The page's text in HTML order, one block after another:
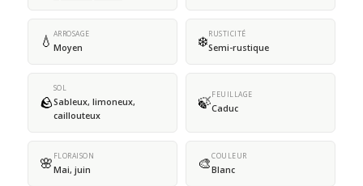
💧 ARROSAGE
Moyen ❄️RUSTICITÉ
Semi-rustique
🪨
SOL
Sableux, limoneux,
caillouteux
🍃FEUILLAGE
Caduc
🌸 FLORAISON
Mai, juin 🎨COULEUR
Blanc